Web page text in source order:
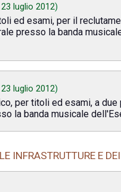
23 luglio 2012)
ed esami, per il
presso la banda
23 luglio 2012)
per titoli ed esami, a
la banda musicale
INFRASTRUTTURE E